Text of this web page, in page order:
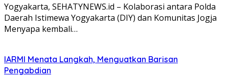
Yogyakarta, SEHATYNEWS.id – Kolaborasi antara Polda
Daerah Istimewa Yogyakarta (DIY) dan Komunitas Jogja
Menyapa kembali…
IARMI Menata Langkah, Menguatkan Barisan
Pengabdian